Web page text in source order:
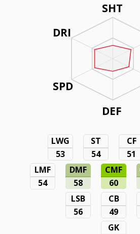
SHT
DEF
DRI
SPD
LWG
53
ST
54
CF
51
LMF
54
DMF
58
CMF
60
LSB
56
CB
49
GK